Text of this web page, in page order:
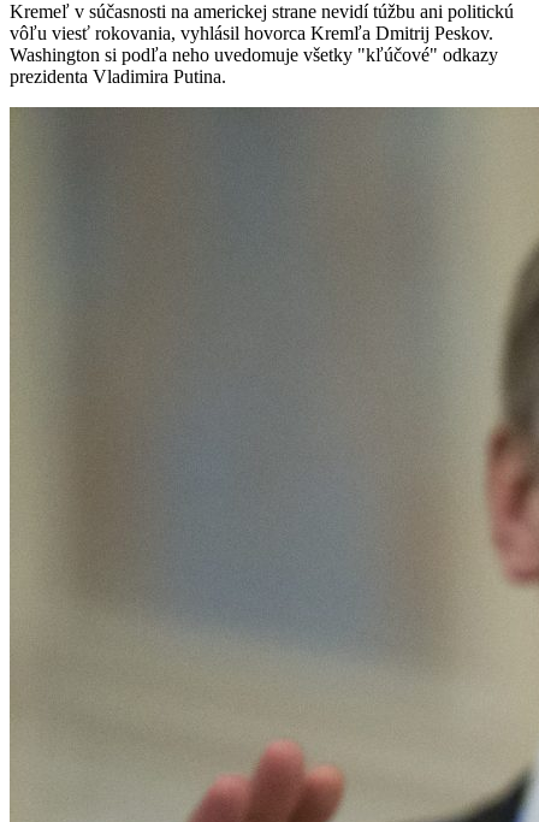
Kremeľ v súčasnosti na americkej strane nevidí túžbu ani politickú
vôľu viesť rokovania, vyhlásil hovorca Kremľa Dmitrij Peskov.
Washington si podľa neho uvedomuje všetky "kľúčové" odkazy
prezidenta Vladimira Putina.